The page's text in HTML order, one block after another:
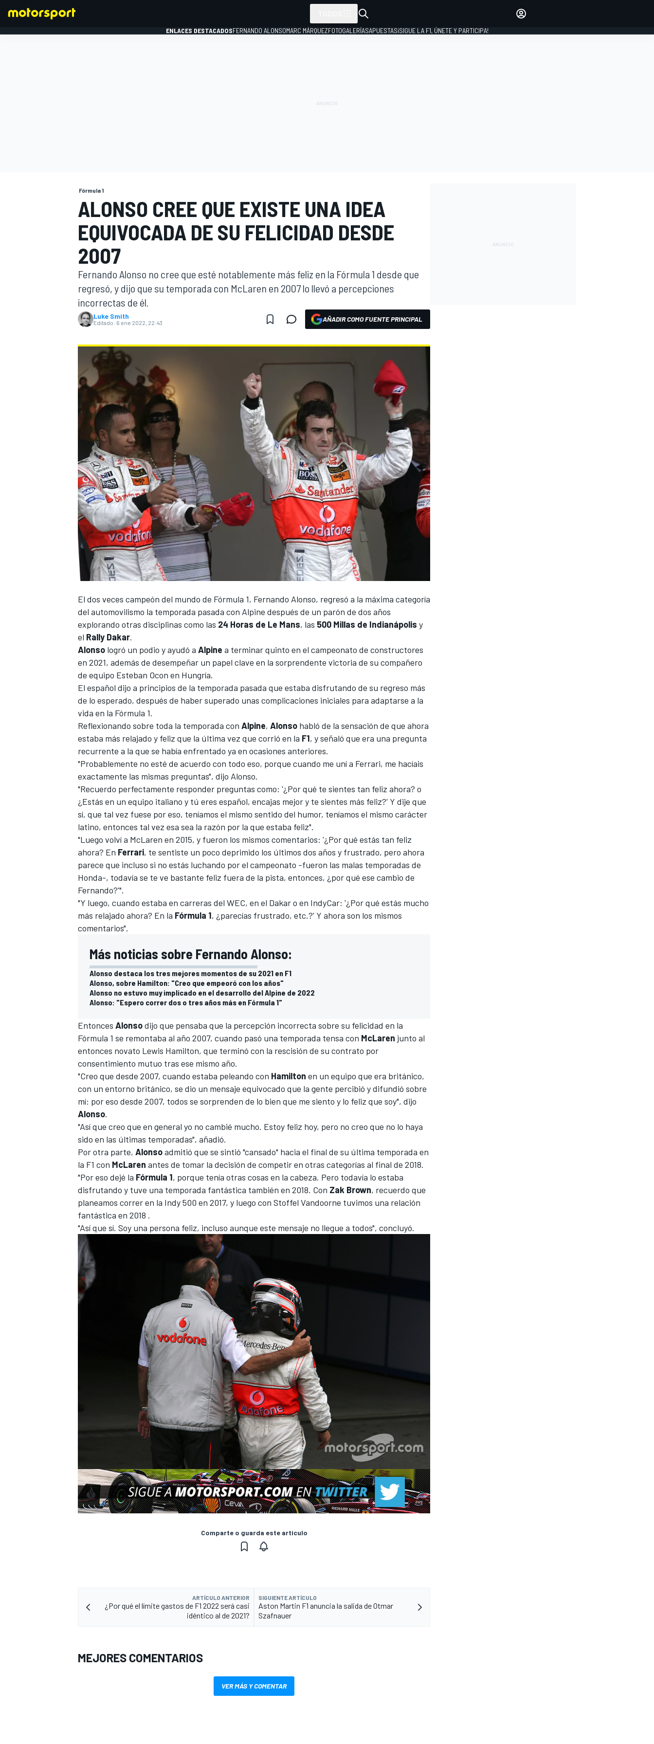
INDYCAR
WEC FÓRMULA E
MÁS CATEGORÍAS
ENLACES DESTACADOSFERNANDO ALONSOMARC MÁRQUEZFOTOGALERÍASAPUESTAS¡SIGUE LA F1, ÚNETE Y PARTICIPA!
Fórmula 1
ALONSO CREE QUE EXISTE UNA IDEA
EQUIVOCADA DE SU FELICIDAD DESDE
2007
Fernando Alonso no cree que esté notablemente más feliz en la Fórmula 1 desde que
regresó, y dijo que su temporada con McLaren en 2007 lo llevó a percepciones
incorrectas de él.
Luke Smith
Editado: 6 ene 2022, 22:43 AÑADIR COMO FUENTE PRINCIPAL
El dos veces campeón del mundo de Fórmula 1, Fernando Alonso, regresó a la máxima categoría
del automovilismo la temporada pasada con Alpine después de un parón de dos años
explorando otras disciplinas como las 24 Horas de Le Mans, las 500 Millas de Indianápolis y
el Rally Dakar.
Alonso logró un podio y ayudó a Alpine a terminar quinto en el campeonato de constructores
en 2021, además de desempeñar un papel clave en la sorprendente victoria de su compañero
de equipo Esteban Ocon en Hungría.
El español dijo a principios de la temporada pasada que estaba disfrutando de su regreso más
de lo esperado, después de haber superado unas complicaciones iniciales para adaptarse a la
vida en la Fórmula 1.
Reflexionando sobre toda la temporada con Alpine, Alonso habló de la sensación de que ahora
estaba más relajado y feliz que la última vez que corrió en la F1, y señaló que era una pregunta
recurrente a la que se había enfrentado ya en ocasiones anteriores.
"Probablemente no esté de acuerdo con todo eso, porque cuando me uní a Ferrari, me hacíais
exactamente las mismas preguntas", dijo Alonso.
"Recuerdo perfectamente responder preguntas como: '¿Por qué te sientes tan feliz ahora? o
¿Estás en un equipo italiano y tú eres español, encajas mejor y te sientes más feliz?' Y dije que
sí, que tal vez fuese por eso, teníamos el mismo sentido del humor, teníamos el mismo carácter
latino, entonces tal vez esa sea la razón por la que estaba feliz".
"Luego volví a McLaren en 2015, y fueron los mismos comentarios: '¿Por qué estás tan feliz
ahora? En Ferrari, te sentiste un poco deprimido los últimos dos años y frustrado, pero ahora
parece que incluso si no estás luchando por el campeonato -fueron las malas temporadas de
Honda-, todavía se te ve bastante feliz fuera de la pista, entonces, ¿por qué ese cambio de
Fernando?'".
"Y luego, cuando estaba en carreras del WEC, en el Dakaro en IndyCar: '¿Por qué estás mucho
más relajado ahora? En la Fórmula 1, ¿parecías frustrado, etc.?' Y ahora son los mismos
comentarios".
Más noticias sobre Fernando Alonso:
Alonso destaca los tres mejores momentos de su 2021 en F1
Alonso, sobre Hamilton: "Creo que empeoró con los años"
Alonso no estuvo muy implicado en el desarrollo del Alpine de 2022
Alonso: "Espero correr dos o tres años más en Fórmula 1"
Entonces Alonsodijo que pensaba que la percepción incorrecta sobre su felicidad en la
Fórmula 1 se remontaba al año 2007, cuando pasó una temporada tensa con McLaren junto al
entonces novato Lewis Hamilton, que terminó con la rescisión de su contrato por
consentimiento mutuo tras ese mismo año.
"Creo que desde 2007, cuando estaba peleando con Hamilton en un equipo que era británico,
con un entorno británico, se dio un mensaje equivocado que la gente percibió y difundió sobre
mí: por eso desde 2007, todos se sorprenden de lo bien que me siento y lo feliz que soy", dijo
Alonso.
"Así que creo que en general yo no cambié mucho. Estoy feliz hoy, pero no creo que no lo haya
sido en las últimas temporadas", añadió.
Por otra parte, Alonsoadmitió que se sintió "cansado" hacia el final de su última temporada en
la F1 con McLaren antes de tomar la decisión de competir en otras categorías al final de 2018.
"Por eso dejé la Fórmula 1, porque tenía otras cosas en la cabeza. Pero todavía lo estaba
disfrutando y tuve una temporada fantástica también en 2018. Con Zak Brown, recuerdo que
planeamos correr en la Indy 500 en 2017, y luego con Stoffel Vandoorne tuvimos una relación
fantástica en 2018 .
"Así que sí. Soy una persona feliz, incluso aunque este mensaje no llegue a todos", concluyó.
Comparte o guarda este artículo
ARTÍCULO ANTERIOR
¿Por qué el límite gastos de F1 2022 será casi
idéntico al de 2021?
SIGUIENTE ARTÍCULO
Aston Martin F1 anuncia la salida de Otmar
Szafnauer
MEJORES COMENTARIOS
VER MÁS Y COMENTAR